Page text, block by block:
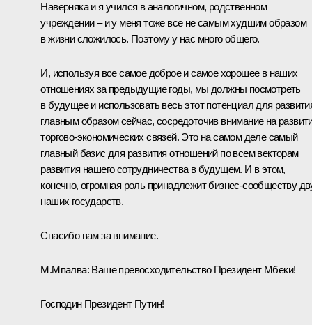
Наверняка и я учился в аналогичном, родственном
учреждении – и у меня тоже все не самым худшим образом
в жизни сложилось. Поэтому у нас много общего.
И, используя все самое доброе и самое хорошее в наших
отношениях за предыдущие годы, мы должны посмотреть
в будущее и использовать весь этот потенциал для
главным образом сейчас, сосредоточив внимание на
торгово-экономических связей. Это на самом деле самый
главный базис для развития отношений по всем векторам
развития нашего сотрудничества в будущем. И в этом,
конечно, огромная роль принадлежит бизнес-сообществу
наших государств.
Спасибо вам за внимание.
М.Мпалва: Ваше превосходительство Президент Мбеки!
Господин Президент Путин!